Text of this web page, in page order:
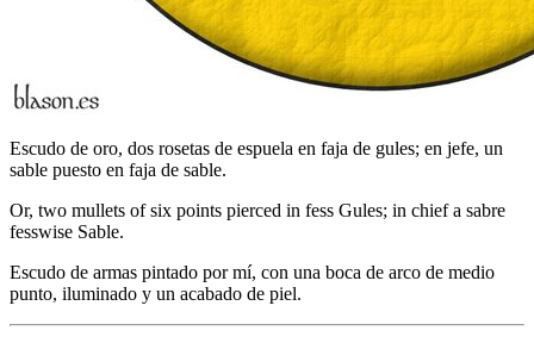
Escudo de oro, dos rosetas de espuela en faja de gules; en jefe, un
sable puesto en faja de sable.
Or, two mullets of six points pierced in fess Gules; in chief a sabre
fesswise Sable.
Escudo de armas pintado por mí, con una boca de arco de medio
punto, iluminado y un acabado de piel.